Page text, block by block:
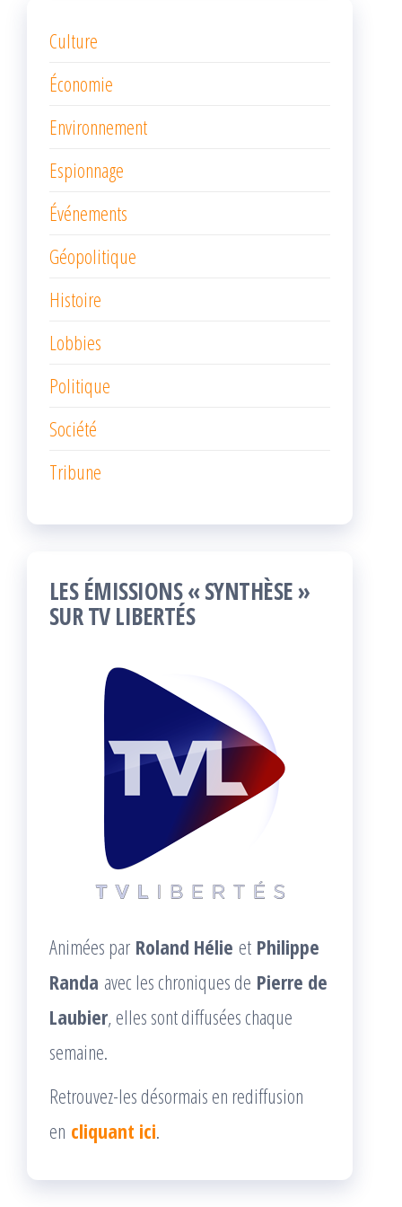
Culture
Économie
Environnement
Espionnage
Événements
Géopolitique
Histoire
Lobbies
Politique
Société
Tribune
LES ÉMISSIONS « SYNTHÈSE »
SUR TV LIBERTÉS
Animées par Roland Hélie et Philippe
Randa avec les chroniques de Pierre de
Laubier, elles sont diffusées chaque
semaine.
Retrouvez-les désormais en rediffusion
en cliquant ici.